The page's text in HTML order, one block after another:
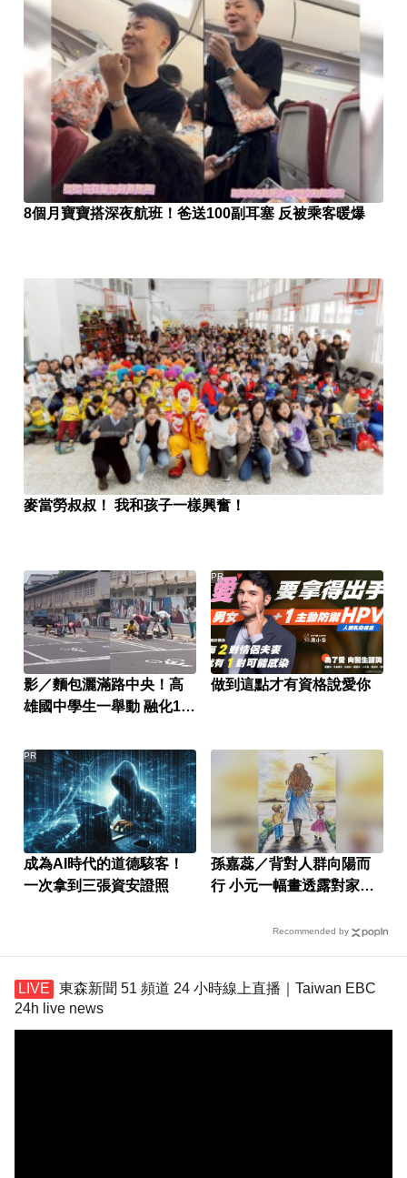
8個月寶寶搭深夜航班！爸送100副耳塞 反被乘客暖爆
麥當勞叔叔！ 我和孩子一樣興奮！
影／麵包灑滿路中央！高
雄國中學生一舉動 融化11
做到這點才有資格說愛你
PR
成為AI時代的道德駭客！
一次拿到三張資安證照
PR
孫嘉蕊／背對人群向陽而
行 小元一幅畫透露對家的
Recommended by
東森新聞 51 頻道 24 小時線上直播｜Taiwan EBC
24h live news